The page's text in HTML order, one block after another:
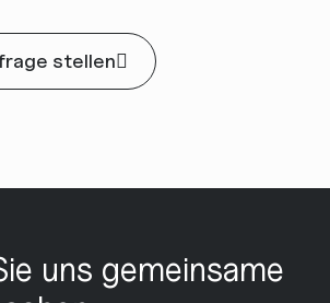
stellen
uns gemeinsame